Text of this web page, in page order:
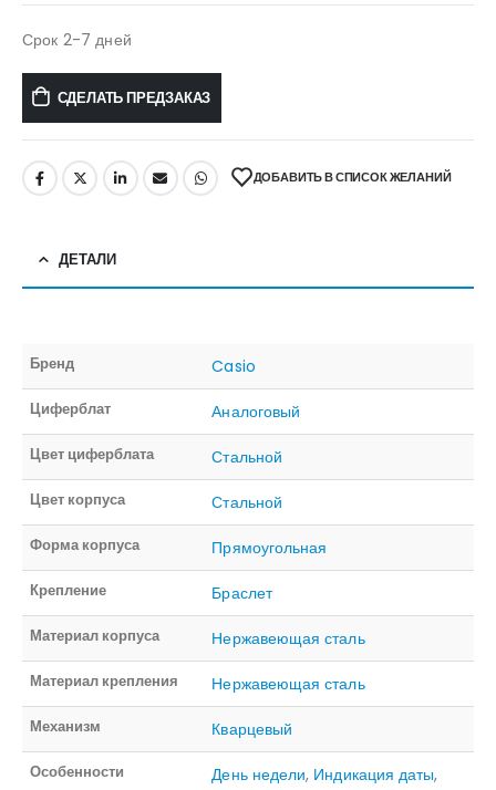
Срок 2-7 дней
СДЕЛАТЬ ПРЕДЗАКАЗ
ДОБАВИТЬ В СПИСОК ЖЕЛАНИЙ
ДЕТАЛИ
Бренд Casio
Циферблат Аналоговый
Цвет циферблата Стальной
Цвет корпуса Стальной
Форма корпуса Прямоугольная
Крепление Браслет
Материал корпуса Нержавеющая сталь
Материал крепления Нержавеющая сталь
Механизм Кварцевый
Особенности День недели, Индикация даты,